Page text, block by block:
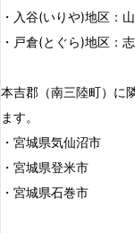
・入谷(いりや)地区：
・戸倉(とぐら)地区：
本吉郡（南三陸町）に
ます。
・宮城県気仙沼市
・宮城県登米市
・宮城県石巻市